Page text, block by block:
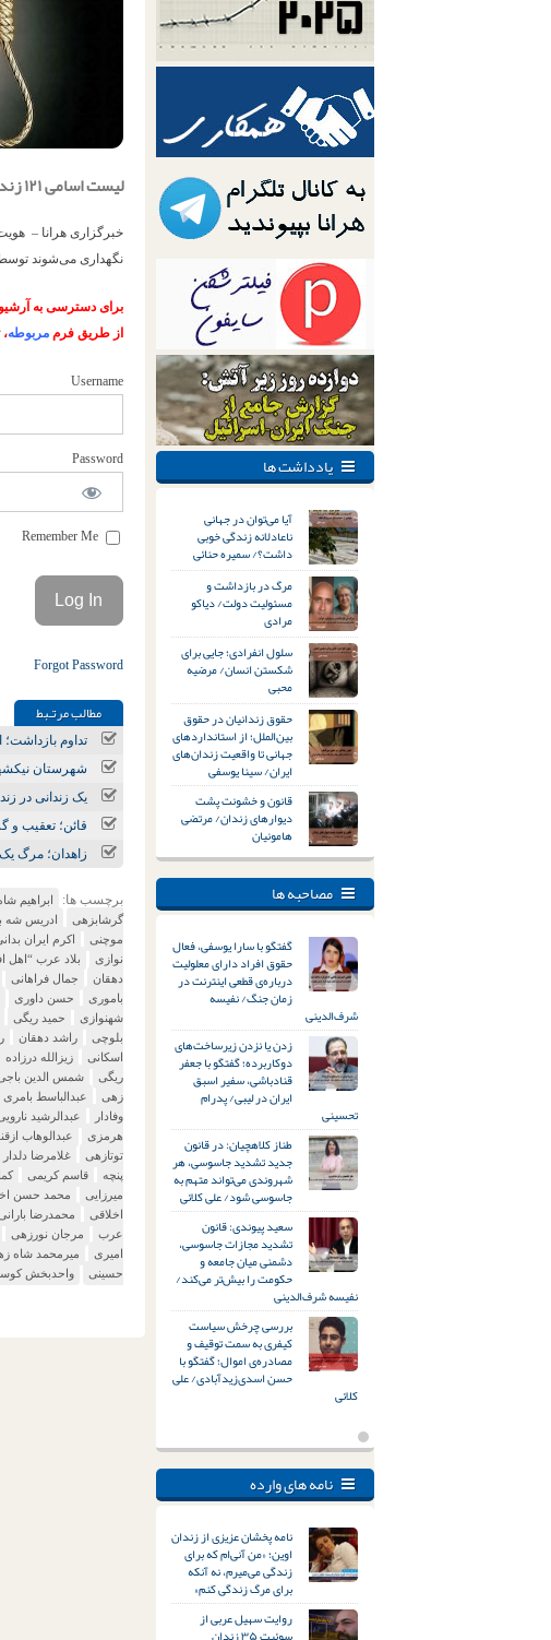
لیست اسامی ۱۲۱ زندانی محکوم به اعدام در زندان مرکزی زاهدان
نگهداری می‌شوند
برای دسترسی به آرشیو
از طریق فرم مربوطه
Username
Password
Forgot Password
مطالب مرتـبط
تداوم
شهرستان
یک زندانی در
قائن؛ تعقیب و
زاهدان؛ مرگ یک
برچسب ها: ابراهیم
گرشابزهی
ادریس شه
موچنی
اکرم ایران
نوازی
بلاد عرب “اهل
دهقان
جمال فراهانی
باموری
حسن داوری
شهنوازی
حمید ریگی
بلوچی
راشد دهقان
اسکانی
زیزالله درزاده
ریگی
شمس الدین
زهی
عبدالباسط بامری
وفادار
عبدالرشید
هرمزی
عبدالوهاب
توتازهی
غلامرضا دلدار
پنچه
قاسم کریمی
میرزایی
محمد حسن
اخلاقی
محمدرضا
عرب
مرجان نورزهی
امیری
میرمحمد شاه
حسینی
واحدبخش
یادداشت ها
آیا می‌توان در جهانی
ناعادلانه زندگی خوبی
داشت؟/ سمیره حنائی
مرگ در بازداشت و
مسئولیت دولت/ دیاکو
مرادی
سلول انفرادی؛ جایی برای
شکستن انسان/ مرضیه
محبی
حقوق زندانیان در حقوق
بین‌الملل؛ از استانداردهای
جهانی تا واقعیت زندان‌های
ایران/ سینا یوسفی
قانون و خشونت پشت
دیوارهای زندان/ مرتضی
هامونیان
مصاحبه ها
گفتگو با سارا یوسفی، فعال
حقوق افراد دارای معلولیت
درباره‌ی قطعی اینترنت در
زمان جنگ/ نفیسه
شرف‌الدینی
زدن یا نزدن زیرساخت‌های
دوکاربرده؛ گفتگو با جعفر
قنادباشی، سفیر اسبق
ایران در لیبی/ پدرام
تحسینی
طناز کلاهچیان: در قانون
جدید تشدید جاسوسی، هر
شهروندی می‌تواند متهم به
جاسوسی شود/ علی کلائی
سعید پیوندی: قانون
تشدید مجازات جاسوسی،
دشمنی میان جامعه و
حکومت را بیش‌تر می‌کند/
نفیسه شرف‌الدینی
بررسی چرخش سیاست
کیفری به سمت توقیف و
مصادره‌ی اموال؛ گفتگو با
حسن اسدی‌زیدآبادی/ علی
کلائی
نامه های وارده
نامه پخشان عزیزی از زندان
اوین؛ «من آنی‌ام که برای
زندگی می‌میرم، نه آنکه
برای مرگ زندگی کنم»
روایت سهیل عربی از